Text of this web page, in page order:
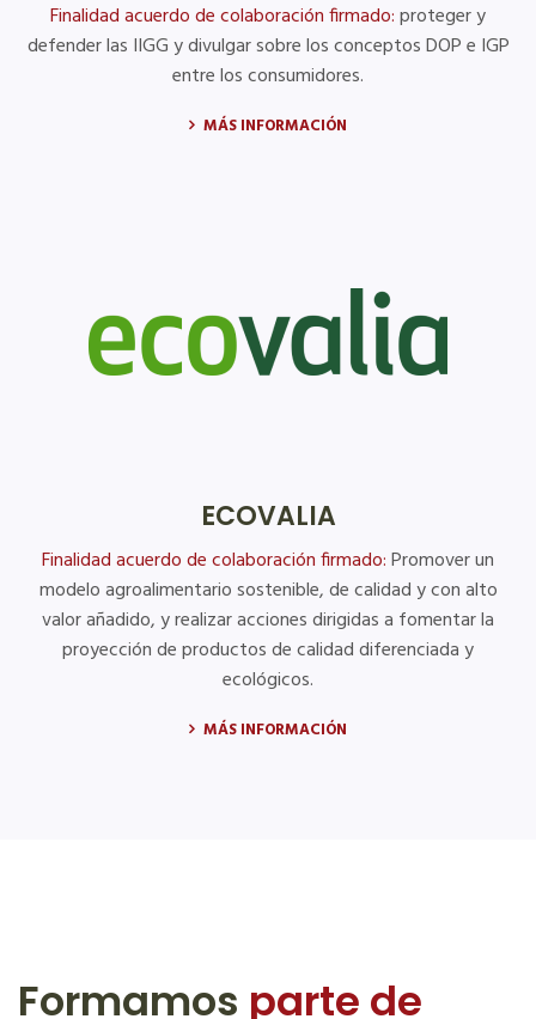
Finalidad acuerdo de colaboración firmado:proteger y
defender las IIGG y divulgar sobre los conceptos DOP e IGP
entre los consumidores.
MÁS INFORMACIÓN
ECOVALIA
Finalidad acuerdo de colaboración firmado:Promover un
modelo agroalimentario sostenible, de calidad y con alto
valor añadido, y realizar acciones dirigidas a fomentar la
proyección de productos de calidad diferenciada y
ecológicos.
MÁS INFORMACIÓN
Formamos parte de